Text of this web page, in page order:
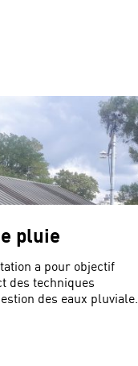
pluie
a pour objectif
des techniques
des eaux pluviale...